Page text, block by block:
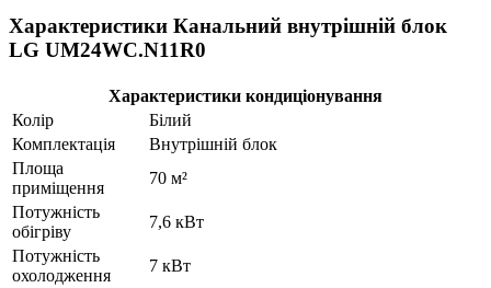
Характеристики Канальний внутрішній блок
LG UM24WC.N11R0
Характеристики кондиціонування
Колір
Білий
Комплектація
Внутрішній блок
Площа
приміщення
70 м²
Потужність
обігріву
7,6 кВт
Потужність
охолодження
7 кВт